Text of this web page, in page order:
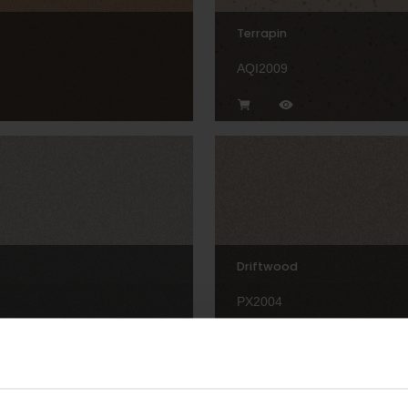
Terrapin
AQI2009
Driftwood
PX2004